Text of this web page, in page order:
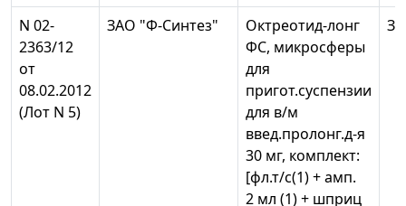
N 02-
2363/12
от
08.02.2012
(Лот N 5)
ЗАО "Ф-Синтез"
Октреотид-лонг
ФС, микросферы
для
пригот.суспензии
для в/м
введ.пролонг.д-я
30 мг, комплект:
[фл.т/с(1) + амп.
2 мл (1) + шприц